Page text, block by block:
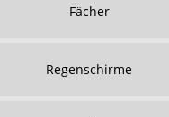
Fächer
Regenschirme